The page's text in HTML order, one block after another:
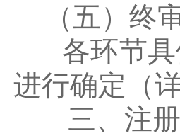
（五）终
各环节具
进行确定（
三、注册